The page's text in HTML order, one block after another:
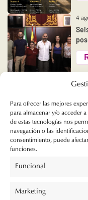
Para ofrecer las mejores
para almacenar y/o acceder
de estas tecnologías nos
navegación o las
consentimiento, puede
funciones.
Funcional
Marketing
4
Ayuntamiento de Puerto
Plaza Rafael Alberti, s/n